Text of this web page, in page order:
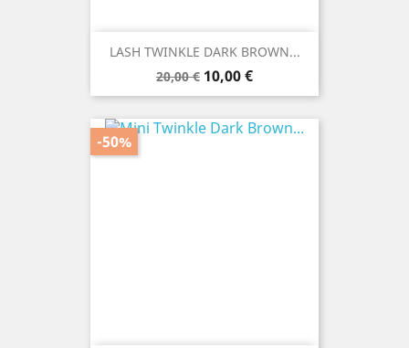
LASH TWINKLE DARK BROWN...
Prezzo
base
20,00 € Prezzo
10,00 €
-50%